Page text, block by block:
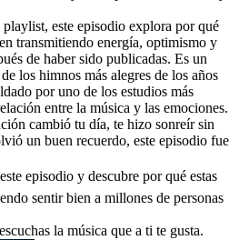
este episodio explora por qué
transmitiendo energía, optimismo y
de haber sido publicadas. Es un
los himnos más alegres de los años
por uno de los estudios más
entre la música y las emociones.
cambió tu día, te hizo sonreír sin
un buen recuerdo, este episodio fue
episodio y descubre por qué estas
sentir bien a millones de personas
la música que a ti te gusta.